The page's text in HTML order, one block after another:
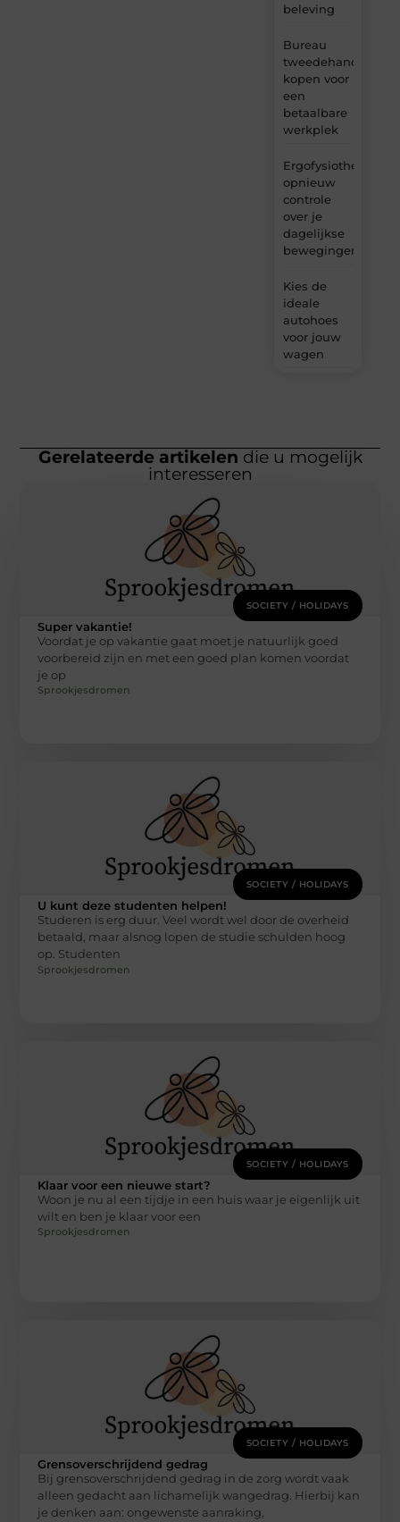
beleving
Bureau
tweedehands
kopen voor
een
betaalbare
werkplek
Ergofysiotherapie:
opnieuw
controle
over je
dagelijkse
bewegingen
Kies de
ideale
autohoes
voor jouw
wagen
Gerelateerde artikelen die u mogelijk
interesseren
SOCIETY / HOLIDAYS
Super vakantie!
Voordat je op vakantie gaat moet je natuurlijk goed
voorbereid zijn en met een goed plan komen voordat
je op
Sprookjesdromen
SOCIETY / HOLIDAYS
U kunt deze studenten helpen!
Studeren is erg duur. Veel wordt wel door de overheid
betaald, maar alsnog lopen de studie schulden hoog
op. Studenten
Sprookjesdromen
SOCIETY / HOLIDAYS
Klaar voor een nieuwe start?
Woon je nu al een tijdje in een huis waar je eigenlijk uit
wilt en ben je klaar voor een
Sprookjesdromen
SOCIETY / HOLIDAYS
Grensoverschrijdend gedrag
Bij grensoverschrijdend gedrag in de zorg wordt vaak
alleen gedacht aan lichamelijk wangedrag. Hierbij kan
je denken aan: ongewenste aanraking,